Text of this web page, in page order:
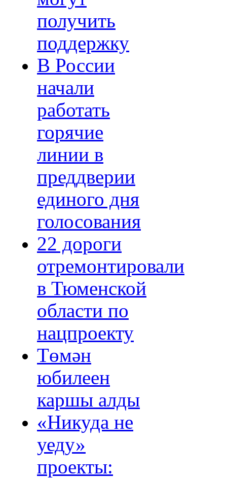
получить
поддержку
В России
начали
работать
горячие
линии в
преддверии
единого дня
голосования
22 дороги
отремонтировали
в Тюменской
области по
нацпроекту
Төмән
юбилеен
каршы алды
«Никуда не
уеду»
проекты: